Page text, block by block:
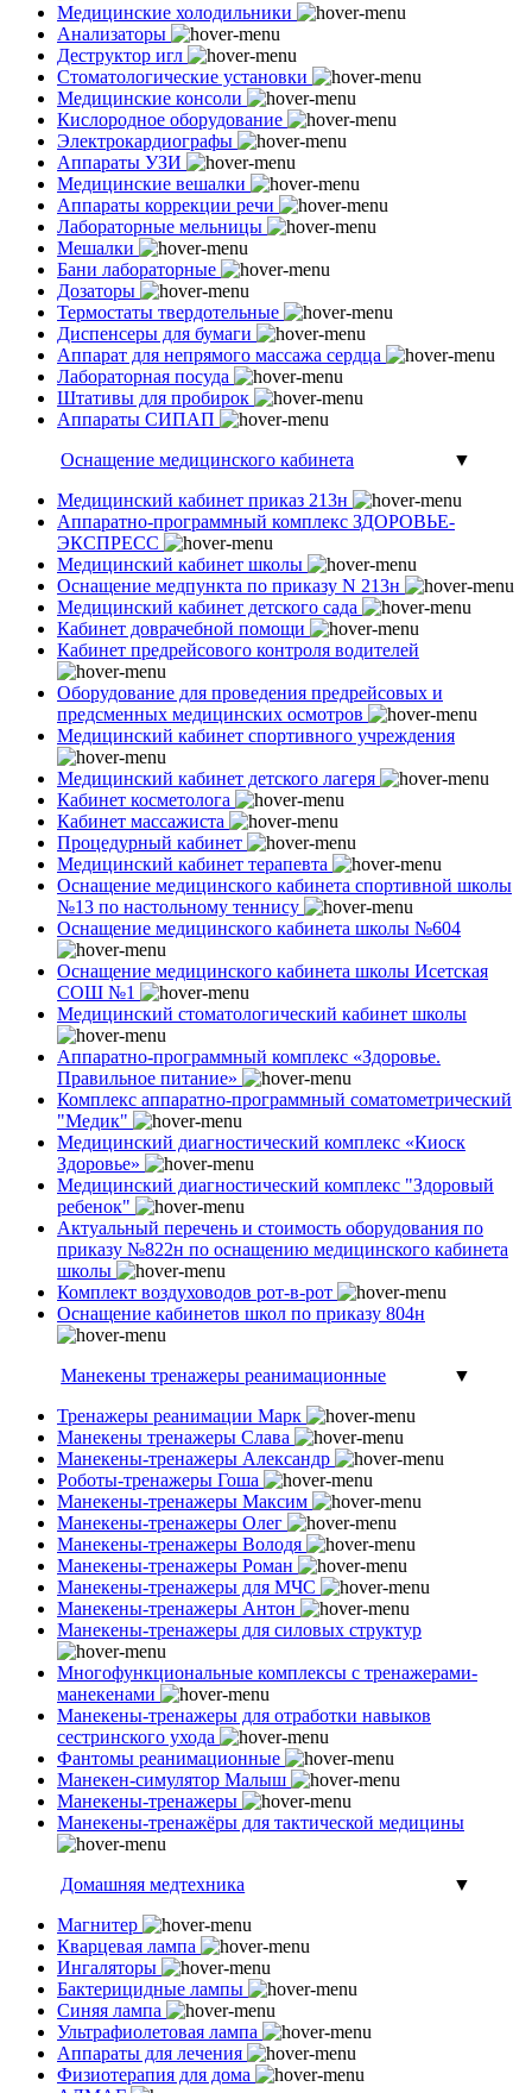
Медицинские холодильники
Анализаторы
Деструктор игл
Стоматологические установки
Медицинские консоли
Кислородное оборудование
Электрокардиографы
Аппараты УЗИ
Медицинские вешалки
Аппараты коррекции речи
Лабораторные мельницы
Мешалки
Бани лабораторные
Дозаторы
Термостаты твердотельные
Диспенсеры для бумаги
Аппарат для непрямого массажа сердца
Лабораторная посуда
Штативы для пробирок
Аппараты СИПАП
Оснащение медицинского кабинета
▼
Медицинский кабинет приказ 213н
Аппаратно-программный комплекс ЗДОРОВЬЕ-
ЭКСПРЕСС
Медицинский кабинет школы
Оснащение медпункта по приказу N 213н
Медицинский кабинет детского сада
Кабинет доврачебной помощи
Кабинет предрейсового контроля водителей
Оборудование для проведения предрейсовых и
предсменных медицинских осмотров
Медицинский кабинет спортивного учреждения
Медицинский кабинет детского лагеря
Кабинет косметолога
Кабинет массажиста
Процедурный кабинет
Медицинский кабинет терапевта
Оснащение медицинского кабинета спортивной школы
№13 по настольному теннису
Оснащение медицинского кабинета школы №604
Оснащение медицинского кабинета школы Исетская
СОШ №1
Медицинский стоматологический кабинет школы
Аппаратно-программный комплекс «Здоровье.
Правильное питание»
Комплекс аппаратно-программный соматометрический
"Медик"
Медицинский диагностический комплекс «Киоск
Здоровье»
Медицинский диагностический комплекс "Здоровый
ребенок"
Актуальный перечень и стоимость оборудования по
приказу №822н по оснащению медицинского кабинета
школы
Комплект воздуховодов рот-в-рот
Оснащение кабинетов школ по приказу 804н
Манекены тренажеры реанимационные
▼
Тренажеры реанимации Марк
Манекены тренажеры Слава
Манекены-тренажеры Александр
Роботы-тренажеры Гоша
Манекены-тренажеры Максим
Манекены-тренажеры Олег
Манекены-тренажеры Володя
Манекены-тренажеры Роман
Манекены-тренажеры для МЧС
Манекены-тренажеры Антон
Манекены-тренажеры для силовых структур
Многофункциональные комплексы с тренажерами-
манекенами
Манекены-тренажеры для отработки навыков
сестринского ухода
Фантомы реанимационные
Манекен-симулятор Малыш
Манекены-тренажеры
Манекены-тренажёры для тактической медицины
Домашняя медтехника
▼
Магнитер
Кварцевая лампа
Ингаляторы
Бактерицидные лампы
Синяя лампа
Ультрафиолетовая лампа
Аппараты для лечения
Физиотерапия для дома